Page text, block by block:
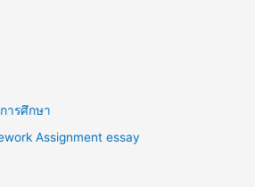
ารศึกษา
Assignment essay